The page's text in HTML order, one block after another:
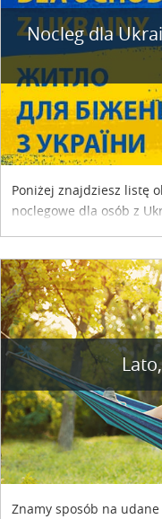
Nocleg dla
Poniżej znajdziesz listę
noclegowe dla osób z
Znamy sposób na